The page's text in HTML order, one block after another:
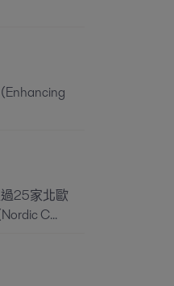
Enhancing
25家北歐
C...